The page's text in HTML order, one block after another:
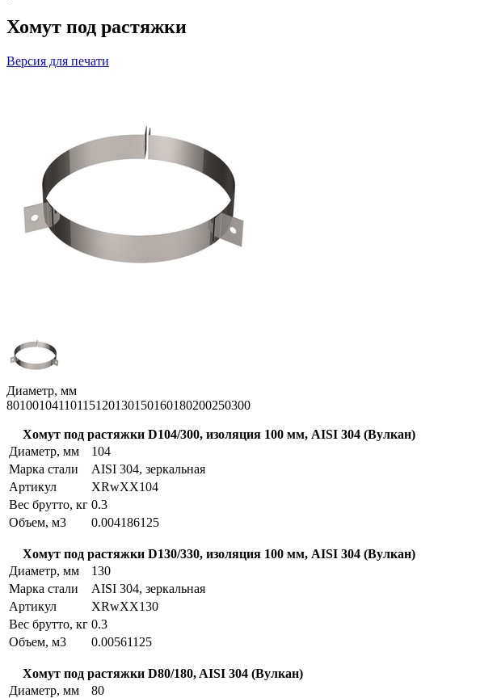
Хомут под растяжки
Версия для печати
Диаметр, мм
80100104110115120130150160180200250300
Хомут под растяжки D104/300, изоляция 100 мм, AISI 304 (Вулкан)
Диаметр, мм
104
Марка стали
AISI 304, зеркальная
Артикул
XRwXX104
Вес брутто, кг 0.3
Объем, м3
0.004186125
Хомут под растяжки D130/330, изоляция 100 мм, AISI 304 (Вулкан)
Диаметр, мм
130
Марка стали
AISI 304, зеркальная
Артикул
XRwXX130
Вес брутто, кг 0.3
Объем, м3
0.00561125
Хомут под растяжки D80/180, AISI 304 (Вулкан)
Диаметр, мм
80